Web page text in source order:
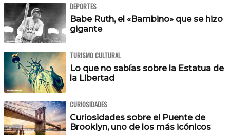
DEPORTES
Babe Ruth, el «Bambino» que se hizo
gigante
TURISMO CULTURAL
Lo que no sabías sobre la Estatua de
la Libertad
CURIOSIDADES
Curiosidades sobre el Puente de
Brooklyn, uno de los más icónicos